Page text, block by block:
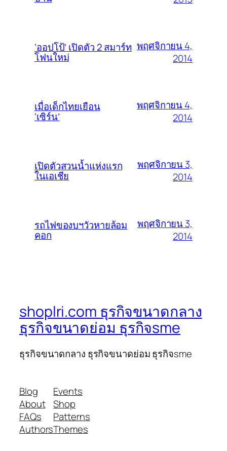
‘ออปโป้’ เปิดตัว 2 สมาร์ท
โฟนใหม่
พฤศจิกายน 4,
2014
เมื่อเด็กไทยเยือน
‘เซิร์น’
พฤศจิกายน 4,
2014
เปิดตัวสวนน้ำแห่งแรก
ในเอเชีย
พฤศจิกายน 3,
2014
รถไฟของบฯวัวหายล้อม
คอก
พฤศจิกายน 3,
2014
shoplri.com ธุรกิจขนาดกลาง
ธุรกิจขนาดย่อม ธุรกิจsme
ธุรกิจขนาดกลาง ธุรกิจขนาดย่อม ธุรกิจsme
Blog
About
FAQs
Authors
Events
Shop
Patterns
Themes